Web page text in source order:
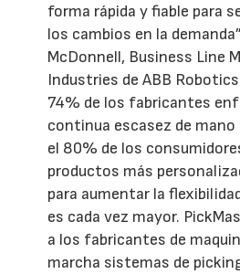
forma rápida y fiable para
los cambios en la
McDonnell, Business Line
Industries de ABB
74% de los fabricantes
continua escasez de mano
el 80% de los
productos más
para aumentar la
es cada vez mayor.
a los fabricantes de
marcha sistemas de